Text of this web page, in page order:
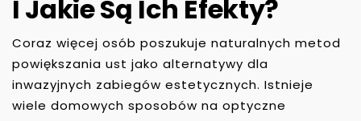
I Jakie Są Ich Efekty?
Coraz więcej osób poszukuje naturalnych metod
powiększania ust jako alternatywy dla
inwazyjnych zabiegów estetycznych. Istnieje
wiele domowych sposobów na optyczne